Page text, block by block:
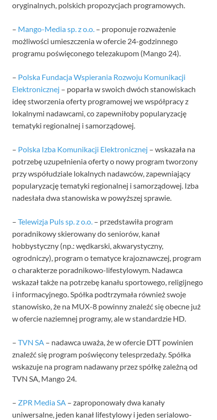
oryginalnych, polskich propozycjach programowych.
– Mango-Media sp. z o.o. – proponuje rozważenie
możliwości umieszczenia w ofercie 24-godzinnego
programu poświęconego telezakupom (Mango 24).
– Polska Fundacja Wspierania Rozwoju Komunikacji
Elektronicznej – poparła w swoich dwóch stanowiskach
ideę stworzenia oferty programowej we współpracy z
lokalnymi nadawcami, co zapewniłoby popularyzację
tematyki regionalnej i samorządowej.
– Polska Izba Komunikacji Elektronicznej – wskazała na
potrzebę uzupełnienia oferty o nowy program tworzony
przy współudziale lokalnych nadawców, zapewniający
popularyzację tematyki regionalnej i samorządowej. Izba
nadesłała dwa stanowiska w powyższej sprawie.
– Telewizja Puls sp. z o.o. – przedstawiła program
poradnikowy skierowany do seniorów, kanał
hobbystyczny (np.: wędkarski, akwarystyczny,
ogrodniczy), program o tematyce krajoznawczej, program
o charakterze poradnikowo-lifestylowym. Nadawca
wskazał także na potrzebę kanału sportowego, religijnego
i informacyjnego. Spółka podtrzymała również swoje
stanowisko, że na MUX-8 powinny znaleźć się obecne już
w ofercie naziemnej programy, ale w standardzie HD.
– TVN SA – nadawca uważa, że w ofercie DTT powinien
znaleźć się program poświęcony telesprzedaży. Spółka
wskazuje na program nadawany przez spółkę zależną od
TVN SA, Mango 24.
– ZPR Media SA – zaproponowały dwa kanały
uniwersalne, jeden kanał lifestylowy i jeden serialowo-